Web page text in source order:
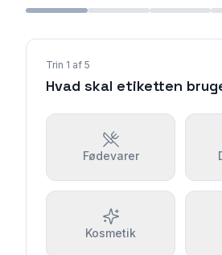
Trin 1 af 5
Hvad skal etiketten
Fødevarer
Kosmetik